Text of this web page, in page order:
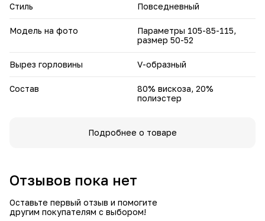
Стиль Повседневный
Модель на фото
Параметры 105-85-115,
размер 50-52
Вырез горловины V-образный
Состав
80% вискоза, 20%
полиэстер
Подробнее о товаре
Отзывов пока нет
Оставьте первый отзыв и помогите
другим покупателям с выбором!